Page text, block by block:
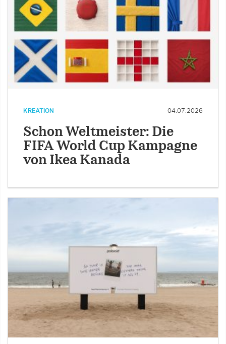
KREATION 04.07.2026
Schon Weltmeister: Die
FIFA World Cup Kampagne
von Ikea Kanada